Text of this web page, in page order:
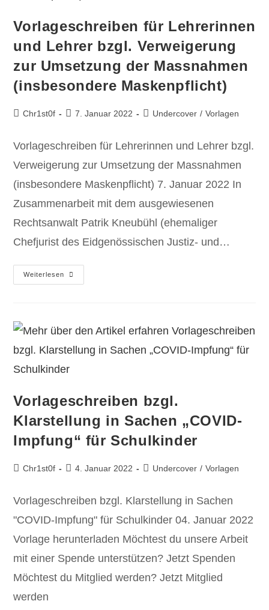
Vorlageschreiben für Lehrerinnen
und Lehrer bzgl. Verweigerung
zur Umsetzung der Massnahmen
(insbesondere Maskenpflicht)
Chr1st0f 7. Januar 2022 Undercover / Vorlagen
Vorlageschreiben für Lehrerinnen und Lehrer bzgl.
Verweigerung zur Umsetzung der Massnahmen
(insbesondere Maskenpflicht) 7. Januar 2022 In
Zusammenarbeit mit dem ausgewiesenen
Rechtsanwalt Patrik Kneubühl (ehemaliger
Chefjurist des Eidgenössischen Justiz- und…
Weiterlesen
Vorlageschreiben bzgl.
Klarstellung in Sachen „COVID-
Impfung“ für Schulkinder
Chr1st0f 4. Januar 2022 Undercover / Vorlagen
Vorlageschreiben bzgl. Klarstellung in Sachen
"COVID-Impfung" für Schulkinder 04. Januar 2022
Vorlage herunterladen Möchtest du unsere Arbeit
mit einer Spende unterstützen? Jetzt Spenden
Möchtest du Mitglied werden? Jetzt Mitglied
werden